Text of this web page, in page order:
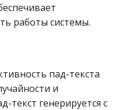
работы системы.
пад-текста
и
текст генерируется с